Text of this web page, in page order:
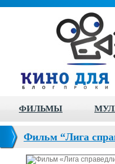
ФИЛЬМЫ
Фильм “Лига